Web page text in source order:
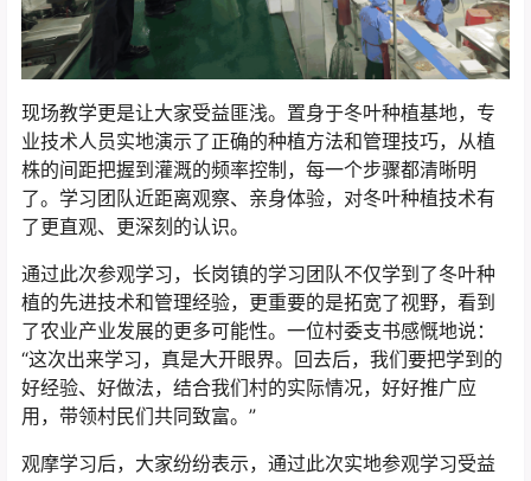
现场教学更是让大家受益匪浅。置身于冬叶种植基地，专
业技术人员实地演示了正确的种植方法和管理技巧，从植
株的间距把握到灌溉的频率控制，每一个步骤都清晰明
了。学习团队近距离观察、亲身体验，对冬叶种植技术有
了更直观、更深刻的认识。
通过此次参观学习，长岗镇的学习团队不仅学到了冬叶种
植的先进技术和管理经验，更重要的是拓宽了视野，看到
了农业产业发展的更多可能性。一位村委支书感慨地说：
“这次出来学习，真是大开眼界。回去后，我们要把学到的
好经验、好做法，结合我们村的实际情况，好好推广应
用，带领村民们共同致富。”
观摩学习后，大家纷纷表示，通过此次实地参观学习受益